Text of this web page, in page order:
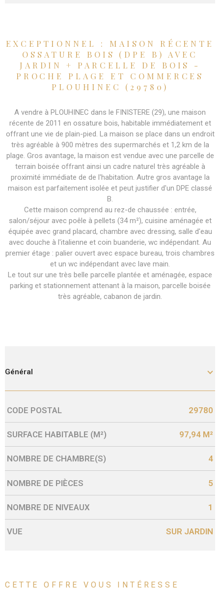
EXCEPTIONNEL : MAISON RÉCENTE
OSSATURE BOIS (DPE B) AVEC
JARDIN + PARCELLE DE BOIS -
PROCHE PLAGE ET COMMERCES
PLOUHINEC (29780)
A vendre à PLOUHINEC dans le FINISTERE (29), une maison
récente de 2011 en ossature bois, habitable immédiatement et
offrant une vie de plain-pied. La maison se place dans un endroit
très agréable à 900 mètres des supermarchés et 1,2 km de la
plage. Gros avantage, la maison est vendue avec une parcelle de
terrain boisée offrant ainsi un cadre naturel très agréable à
proximité immédiate de de l'habitation. Autre gros avantage la
maison est parfaitement isolée et peut justifier d'un DPE classé
B.
Cette maison comprend au rez-de chaussée : entrée,
salon/séjour avec poêle à pellets (34 m²), cuisine aménagée et
équipée avec grand placard, chambre avec dressing, salle d'eau
avec douche à l'italienne et coin buanderie, wc indépendant. Au
premier étage : palier ouvert avec espace bureau, trois chambres
et un wc indépendant avec lave main.
Le tout sur une très belle parcelle plantée et aménagée, espace
parking et stationnement attenant à la maison, parcelle boisée
très agréable, cabanon de jardin.
Général
Caractérisque Valeurs
CODE POSTAL 29780
SURFACE HABITABLE (M²) 97,94 M²
NOMBRE DE CHAMBRE(S) 4
NOMBRE DE PIÈCES 5
NOMBRE DE NIVEAUX 1
VUE SUR JARDIN
CETTE OFFRE VOUS INTÉRESSE